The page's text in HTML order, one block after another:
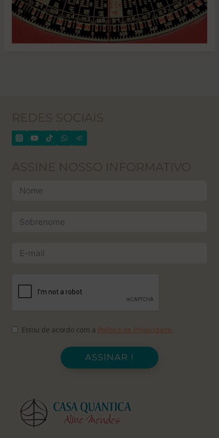
REDES SOCIAIS
ASSINE NOSSO INFORMATIVO
Estou de acordo com a Política de Privacidade.
ASSINAR !